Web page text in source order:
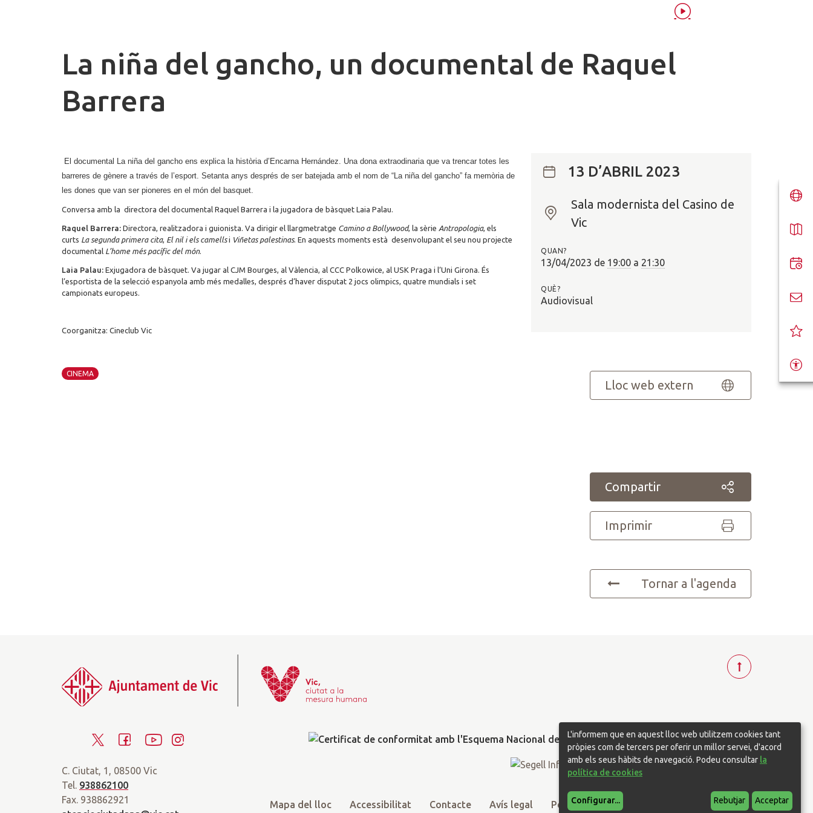
La niña del gancho, un documental de Raquel
Barrera
El documental La niña del gancho ens explica la història d’Encarna Hernández. Una dona extraodinaria que va trencar totes les
barreres de gènere a través de l’esport. Setanta anys després de ser batejada amb el nom de “La niña del gancho” fa memòria de
les dones que van ser pioneres en el món del basquet.
Conversa amb la directora del documental Raquel Barrera i la jugadora de bàsquet Laia Palau.
Raquel Barrera: Directora, realitzadora i guionista. Va dirigir el llargmetratge Camino a Bollywood, la sèrie Antropologia, els
curts La segunda primera cita, El nil i els camellsi Viñetas palestinas. En aquests moments està desenvolupant el seu nou projecte
documental L’home més pacífic del món.
Laia Palau: Exjugadora de bàsquet. Va jugar al CJM Bourges, al Vàlencia, al CCC Polkowice, al USK Praga i l’Uni Girona. És
l’esportista de la selecció espanyola amb més medalles, després d’haver disputat 2 jocs olimpics, quatre mundials i set
campionats europeus.
Coorganitza: Cineclub Vic
CINEMA
13 D’ABRIL 2023
O
?
Sala modernista del Casino de
Vic
QUAN?
13/04/2023 de 19:00 a 21:30
QUÈ?
Audiovisual
Lloc web extern
Compartir
Imprimir
Tornar a l'agenda
i
t
c
Y
C. Ciutat, 1, 08500 Vic
Tel. 938862100
Fax. 938862921
Mapa del lloc Accessibilitat Contacte Avís legal Política de privacitat Política de cookies
T
a
r
a
a
l
L'informem que en aquest lloc web utilitzem cookies tant
pròpies com de tercers per oferir un millor servei, d'acord
amb els seus hàbits de navegació. Podeu consultar la
política de cookies
Configurar... Rebutjar Acceptar